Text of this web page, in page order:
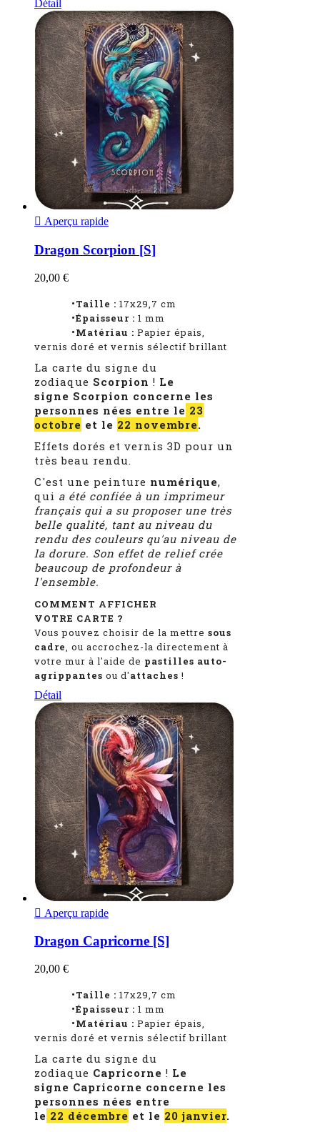
Détail
 Aperçu rapide
Dragon Scorpion [S]
20,00 €
•Taille : 17x29,7 cm
•Épaisseur : 1 mm
•Matériau : Papier épais,
vernis doré et vernis sélectif brillant
La carte du signe du
zodiaque Scorpion ! Le
signe Scorpion concerne les
personnes nées entre le 23
octobre et le 22 novembre.
Effets dorés et vernis 3D pour un
très beau rendu.
C'est une peinture numérique,
qui a été confiée à un imprimeur
français qui a su proposer une très
belle qualité, tant au niveau du
rendu des couleurs qu'au niveau de
la dorure. Son effet de relief crée
beaucoup de profondeur à
l'ensemble.
COMMENT AFFICHER
VOTRE CARTE ?
Vous pouvez choisir de la mettre sous
cadre, ou accrochez-la directement à
votre mur à l'aide de pastilles auto-
agrippantes ou d'attaches !
Détail
 Aperçu rapide
Dragon Capricorne [S]
20,00 €
•Taille : 17x29,7 cm
•Épaisseur : 1 mm
•Matériau : Papier épais,
vernis doré et vernis sélectif brillant
La carte du signe du
zodiaque Capricorne ! Le
signe Capricorne concerne les
personnes nées entre
le 22 décembre et le 20 janvier.